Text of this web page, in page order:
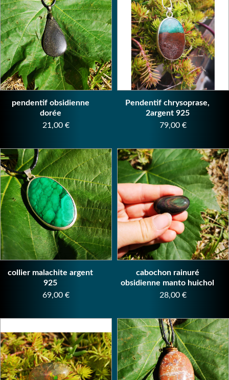
pendentif obsidienne
dorée
Prix
21,00 €
Pendentif chrysoprase,
2argent 925
Prix
79,00 €
collier malachite argent
925
Prix
69,00 €
cabochon rainuré
obsidienne manto huichol
Prix
28,00 €